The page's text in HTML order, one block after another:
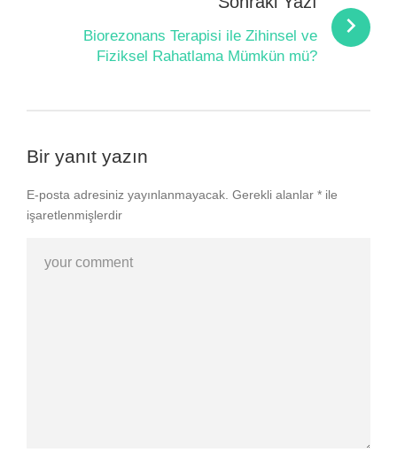
Biorezonans Terapisi ile Zihinsel ve
Fiziksel Rahatlama Mümkün mü?
Bir yanıt yazın
E-posta adresiniz yayınlanmayacak. Gerekli alanlar * ile
işaretlenmişlerdir